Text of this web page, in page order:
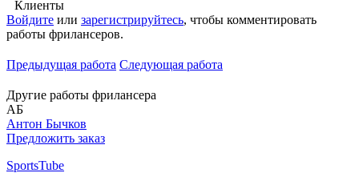
Клиенты
Войдите или зарегистрируйтесь, чтобы комментировать
работы фрилансеров.
Предыдущая работа Следующая работа
Другие работы фрилансера
АБ
Антон Бычков
Предложить заказ
SportsTube